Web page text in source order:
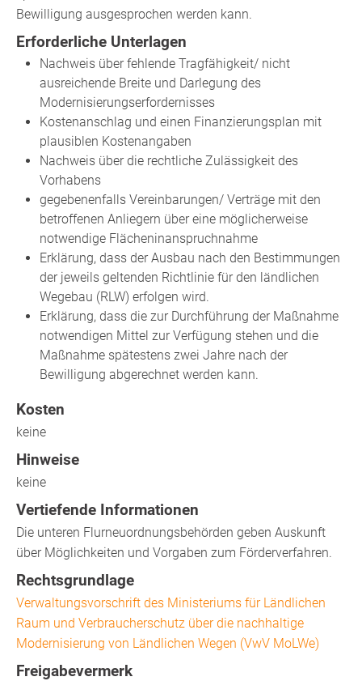
Bewilligung ausgesprochen werden kann.
Erforderliche Unterlagen
Nachweis über fehlende Tragfähigkeit/ nicht
ausreichende Breite und Darlegung des
Modernisierungserfordernisses
Kostenanschlag und einen Finanzierungsplan mit
plausiblen Kostenangaben
Nachweis über die rechtliche Zulässigkeit des
Vorhabens
gegebenenfalls Vereinbarungen/ Verträge mit den
betroffenen Anliegern über eine möglicherweise
notwendige Flächeninanspruchnahme
Erklärung, dass der Ausbau nach den Bestimmungen
der jeweils geltenden Richtlinie für den ländlichen
Wegebau (RLW) erfolgen wird.
Erklärung, dass die zur Durchführung der Maßnahme
notwendigen Mittel zur Verfügung stehen und die
Maßnahme spätestens zwei Jahre nach der
Bewilligung abgerechnet werden kann.
Kosten
keine
Hinweise
keine
Vertiefende Informationen
Die unteren Flurneuordnungsbehörden geben Auskunft
über Möglichkeiten und Vorgaben zum Förderverfahren.
Rechtsgrundlage
Verwaltungsvorschrift des Ministeriums für Ländlichen
Raum und Verbraucherschutz über die nachhaltige
Modernisierung von Ländlichen Wegen (VwV MoLWe)
Freigabevermerk